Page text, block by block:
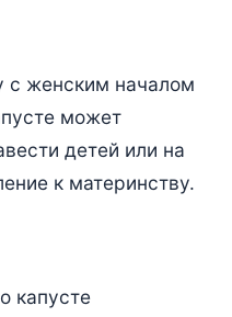
с женским началом
может
детей или на
к материнству.
капусте